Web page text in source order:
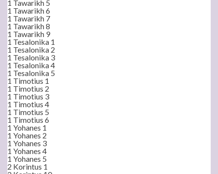
1 Tawarikh 5
1 Tawarikh 6
1 Tawarikh 7
1 Tawarikh 8
1 Tawarikh 9
1 Tesalonika 1
1 Tesalonika 2
1 Tesalonika 3
1 Tesalonika 4
1 Tesalonika 5
1 Timotius 1
1 Timotius 2
1 Timotius 3
1 Timotius 4
1 Timotius 5
1 Timotius 6
1 Yohanes 1
1 Yohanes 2
1 Yohanes 3
1 Yohanes 4
1 Yohanes 5
2 Korintus 1